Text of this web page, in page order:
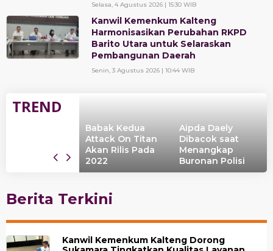
Selasa, 4 Agustus 2026 | 15:30 WIB
Kanwil Kemenkum Kalteng
Harmonisasikan Perubahan RKPD
Barito Utara untuk Selaraskan
Pembangunan Daerah
Senin, 3 Agustus 2026 | 10:44 WIB
TREND
Babak Kedua
Attack On Titan
Akan Rilis Pada
2022
Aipda Daely
Dibacok saat
Menangkap
Buronan Polisi
Berita Terkini
Kanwil Kemenkum Kalteng Dorong